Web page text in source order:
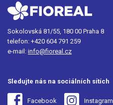
Sokolovská 81/55, 180 00 Praha 8
telefon: +420 604 791 259
e-mail: info@fioreal.cz
Sledujte nás na sociálních sítích
Facebook Instagram